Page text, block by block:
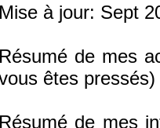
Mise à jour: Sept
Résumé de mes
êtes pressés)
Résumé de mes